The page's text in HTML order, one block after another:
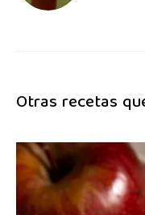
Otras recetas